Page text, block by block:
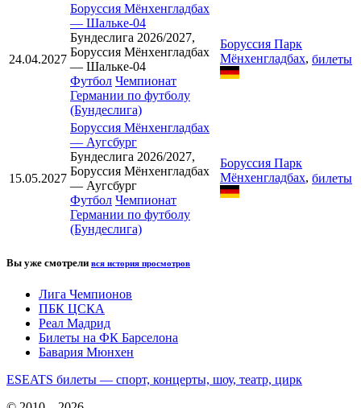
24.04.2027
Боруссия Мёнхенгладбах
— Шальке-04
Бундеслига 2026/2027,
Боруссия Мёнхенгладбах
— Шальке-04
Футбол Чемпионат
Германии по футболу
(Бундеслига)
Боруссия Парк
Мёнхенгладбах, билеты
15.05.2027
Боруссия Мёнхенгладбах
— Аугсбург
Бундеслига 2026/2027,
Боруссия Мёнхенгладбах
— Аугсбург
Футбол Чемпионат
Германии по футболу
(Бундеслига)
Боруссия Парк
Мёнхенгладбах, билеты
Вы уже смотрели вся история просмотров
Лига Чемпионов
ПБК ЦСКА
Реал Мадрид
Билеты на ФК Барселона
Бавария Мюнхен
ESEATS билеты — спорт, концерты, шоу, театр, цирк